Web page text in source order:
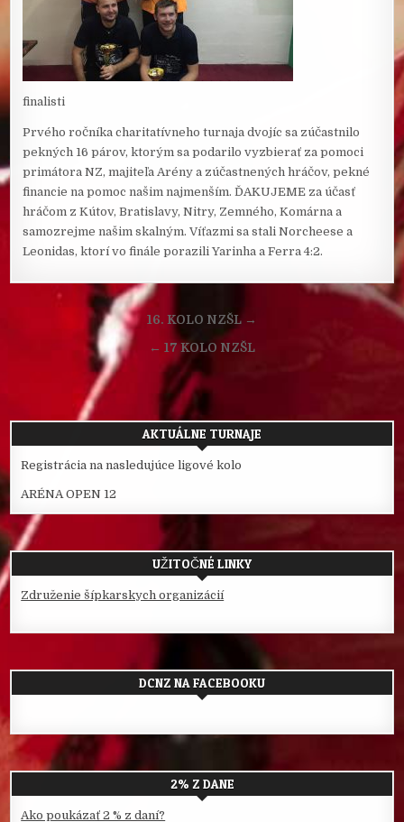
finalisti
Prvého ročníka charitatívneho turnaja dvojíc sa zúčastnilo
pekných 16 párov, ktorým sa podarilo vyzbierať za pomoci
primátora NZ, majiteľa Arény a zúčastnených hráčov, pekné
financie na pomoc našim najmenším. ĎAKUJEME za účasť
hráčom z Kútov, Bratislavy, Nitry, Zemného, Komárna a
samozrejme našim skalným. Víťazmi sa stali Norcheese a
Leonidas, ktorí vo finále porazili Yarinha a Ferra 4:2.
Navigácia
článku
16. KOLO NZŠL →
← 17 KOLO NZŠL
AKTUÁLNE TURNAJE
Registrácia na nasledujúce ligové kolo
ARÉNA OPEN 12
UŽITOČNÉ LINKY
Združenie šípkarskych organizácií
DCNZ NA FACEBOOKU
2% Z DANE
Ako poukázať 2 % z daní?